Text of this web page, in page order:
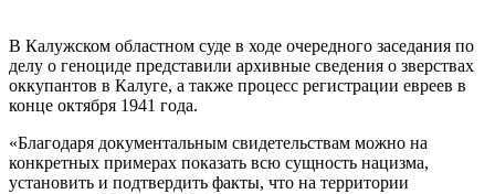
В Калужском областном суде в ходе очередного заседания по
делу о геноциде представили архивные сведения о зверствах
оккупантов в Калуге, а также процесс регистрации евреев в
конце октября 1941 года.
«Благодаря документальным свидетельствам можно на
конкретных примерах показать всю сущность нацизма,
установить и подтвердить факты, что на территории